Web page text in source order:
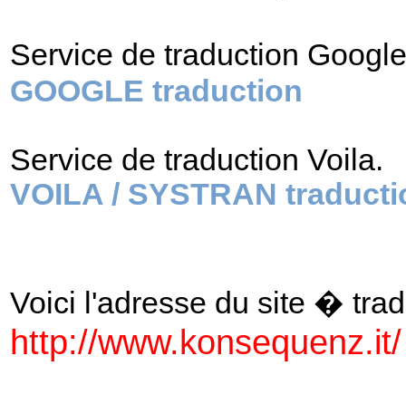
Service de traduction
GOOGLE traduction
Service de traduction Voila.
VOILA / SYSTRAN
Voici l'adresse du site �
http://www.konsequenz.it/